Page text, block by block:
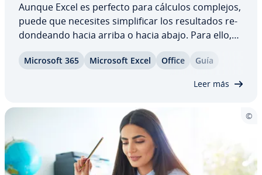
Aunque Excel es perfecto para cálculos complejos,
puede que necesites si­m­pli­fi­car los re­su­l­ta­dos re­
do­n­dea­n­do hacia arriba o hacia abajo. Para ello,
en Excel puedes utilizar la función REDONDEAR o
in­co­r­po­rar­la a fórmulas complejas, con lo que
Microsoft 365 Microsoft Excel Office Guía
Leer más